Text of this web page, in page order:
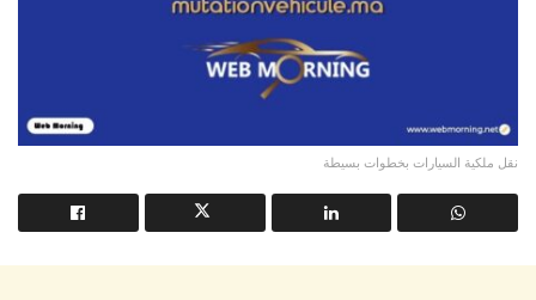
نقل ملكية السيارات بخطوات بسيطة